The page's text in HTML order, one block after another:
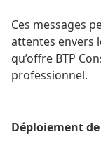
Ces messages
attentes envers
qu’offre BTP
professionnel.
Déploiement